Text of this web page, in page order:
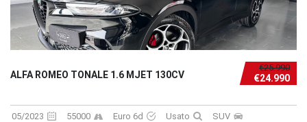
€25.990
€24.990
ALFA ROMEO TONALE 1.6 MJET 130CV
05/2023 55000 Euro 6d Usato
SUV